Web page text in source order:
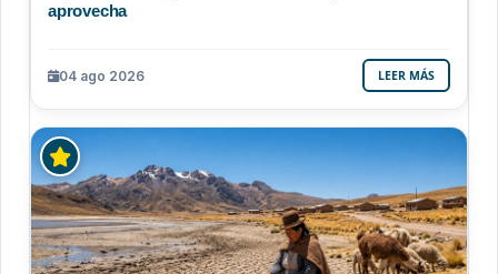
aprovecha
04 ago 2026 LEER MÁS